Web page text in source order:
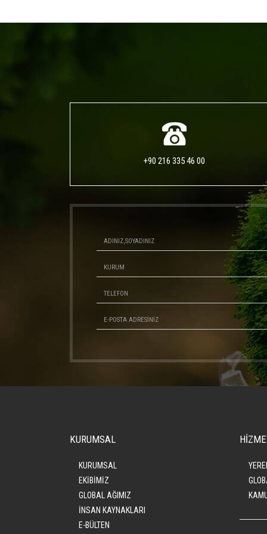
+90 216 335 46 00
KURUMSAL
KURUMSAL
EKİBİMİZ
GLOBAL AĞIMIZ
İNSAN KAYNAKLARI
E-BÜLTEN